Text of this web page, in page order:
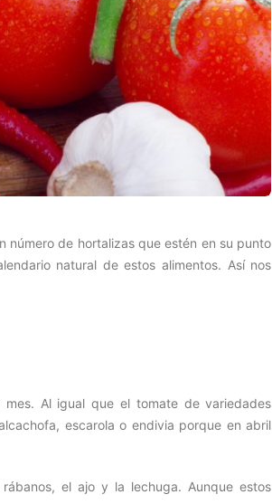
número de hortalizas que estén en su punto
natural de estos alimentos. Así nos
mes. Al igual que el tomate de variedades
escarola o endivia porque en abril
el ajo y la lechuga. Aunque estos